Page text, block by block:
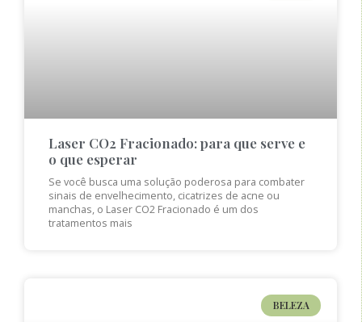
Laser CO2 Fracionado: para que serve e
o que esperar
Se você busca uma solução poderosa para combater
sinais de envelhecimento, cicatrizes de acne ou
manchas, o Laser CO2 Fracionado é um dos
tratamentos mais
BELEZA